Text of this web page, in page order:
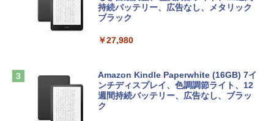
ンケース Dell NEC Lavie ASUS HP dyna
book Lenovo対応
￥2,952
Apple 2026 MacBook Air M5チップ搭載
13インチノートブック：AIとApple Intell
igence、13.6インチLiquid Retinaディ
スプレイ、16GBユニファイドメモリ、51
￥1,600
ows11、10/mac対応|PC2台
￥39,582
bデザイン入門講座［第2版］
ClaudeCode いちばんやさしい 教科書:
持続バッテリー、広告なし、メタリック
ブラック
￥27,980
Amazon Kindle Paperwhite (16GB) 7イ
ンチディスプレイ、色調調節ライト、12
週間持続バッテリー、広告なし、ブラッ
ク